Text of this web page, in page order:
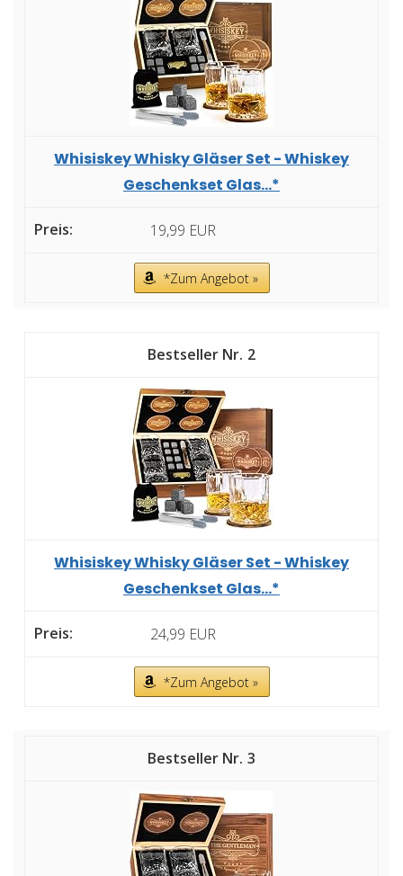
Whisiskey Whisky Gläser Set - Whiskey
Geschenkset Glas...*
19,99 EUR
*Zum Angebot »
2
Whisiskey Whisky Gläser Set - Whiskey
Geschenkset Glas...*
24,99 EUR
*Zum Angebot »
3